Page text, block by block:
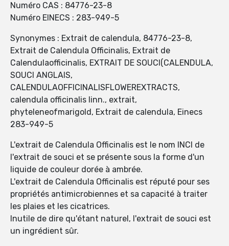
Numéro CAS : 84776-23-8
Numéro EINECS : 283-949-5
Synonymes : Extrait de calendula, 84776-23-8,
Extrait de Calendula Officinalis, Extrait de
Calendulaofficinalis, EXTRAIT DE SOUCI(CALENDULA,
SOUCI ANGLAIS,
CALENDULAOFFICINALISFLOWEREXTRACTS,
calendula officinalis linn., extrait,
phyteleneofmarigold, Extrait de calendula, Einecs
283-949-5
L'extrait de Calendula Officinalis est le nom INCI de
l'extrait de souci et se présente sous la forme d'un
liquide de couleur dorée à ambrée.
L'extrait de Calendula Officinalis est réputé pour ses
propriétés antimicrobiennes et sa capacité à traiter
les plaies et les cicatrices.
Inutile de dire qu'étant naturel, l'extrait de souci est
un ingrédient sûr.